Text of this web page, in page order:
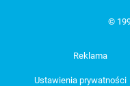
©
Reklama
Ustawienia prywatności